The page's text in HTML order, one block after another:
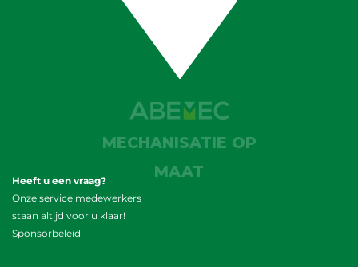
MECHANISATIE OP
MAAT
Heeft u een vraag?
Onze service medewerkers
staan altijd voor u klaar!
Sponsorbeleid